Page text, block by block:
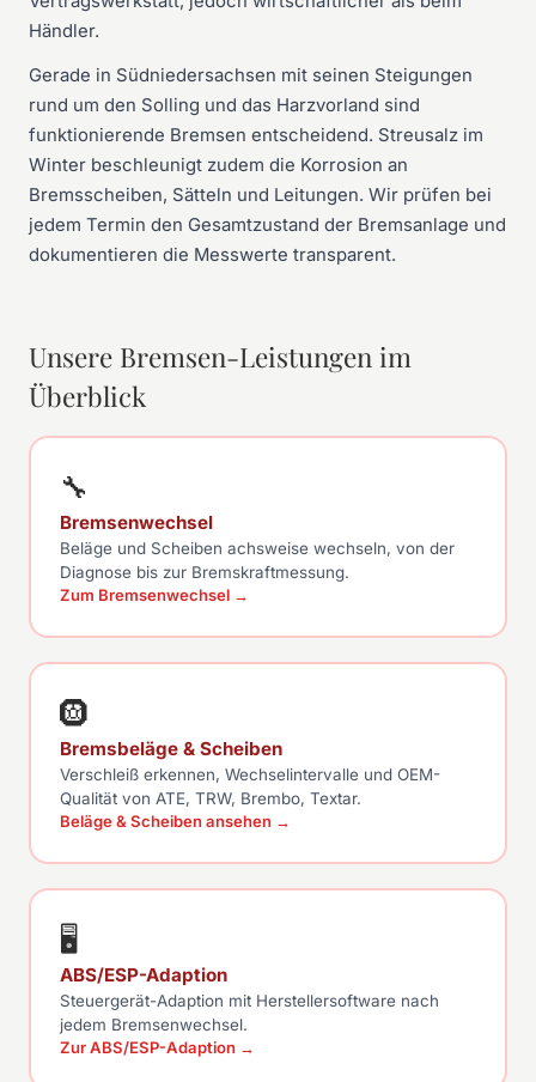
Händler.
Gerade in Südniedersachsen mit seinen Steigungen
rund um den Solling und das Harzvorland sind
funktionierende Bremsen entscheidend. Streusalz im
Winter beschleunigt zudem die Korrosion an
Bremsscheiben, Sätteln und Leitungen. Wir prüfen bei
jedem Termin den Gesamtzustand der Bremsanlage und
dokumentieren die Messwerte transparent.
Unsere Bremsen-Leistungen im
Überblick
🔧
Bremsenwechsel
Beläge und Scheiben achsweise wechseln, von der
Diagnose bis zur Bremskraftmessung.
Zum Bremsenwechsel →
🛞
Bremsbeläge & Scheiben
Verschleiß erkennen, Wechselintervalle und OEM-
Qualität von ATE, TRW, Brembo, Textar.
Beläge & Scheiben ansehen →
🖥
ABS/ESP-Adaption
Steuergerät-Adaption mit Herstellersoftware nach
jedem Bremsenwechsel.
Zur ABS/ESP-Adaption →